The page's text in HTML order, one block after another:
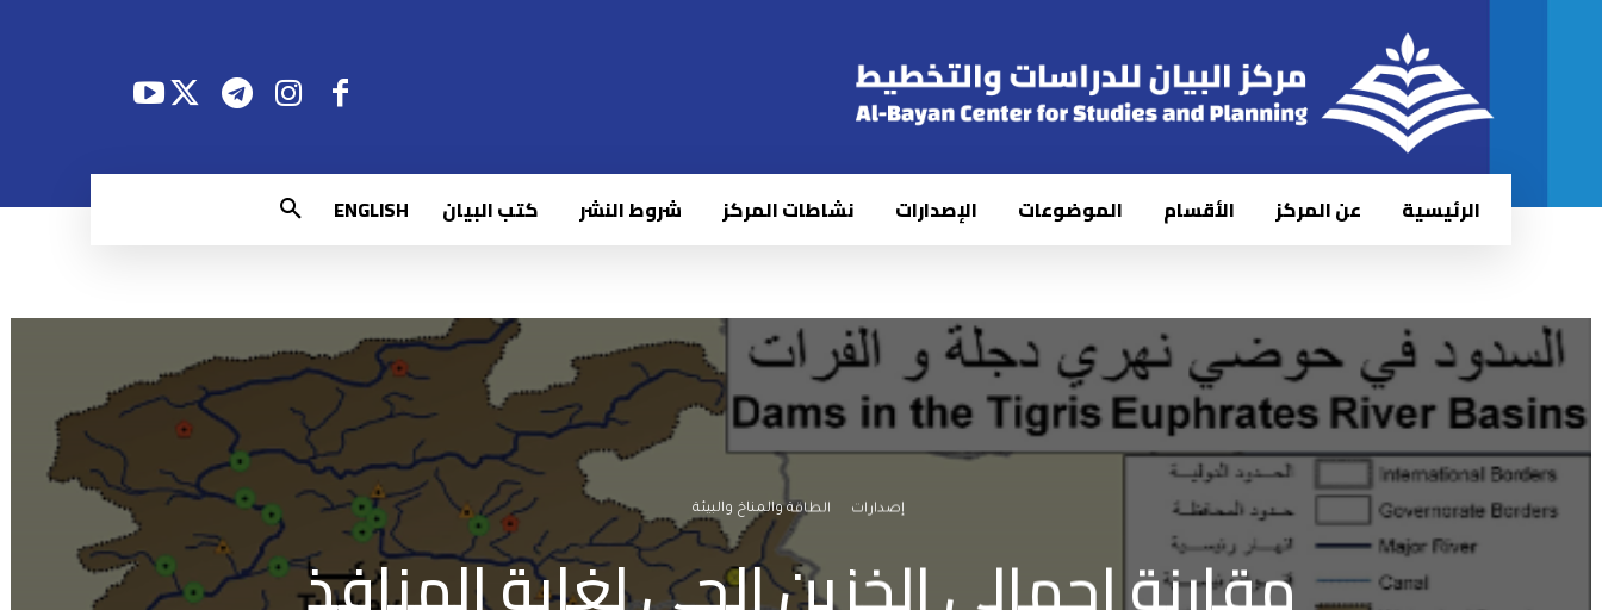
الرئيسية عن المركز الأقسام الموضوعات الإصدارات نشاطات المركز شروط النشر كتب البيان ENGLISH
إصدارات الطاقة والمناخ والبيئة